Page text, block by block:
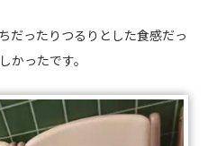
だったりつるりとした食感だっ
かったです。